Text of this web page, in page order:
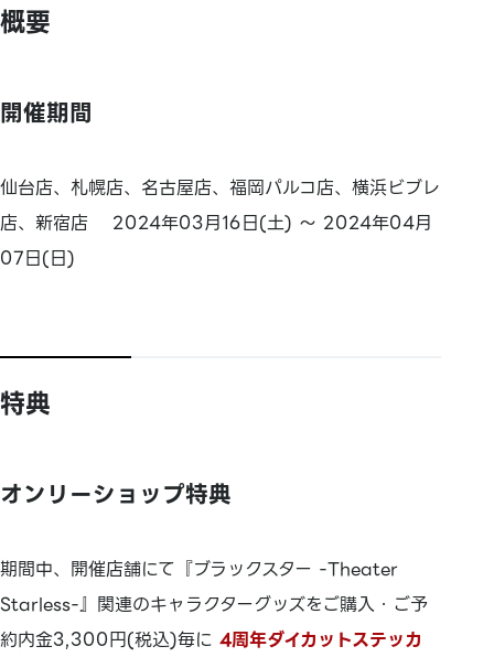
概要
開催期間
仙台店、札幌店、名古屋店、福岡パルコ店、横浜ビブレ
店、新宿店 2024年03月16日(土) ～ 2024年04月
07日(日)
特典
オンリーショップ特典
期間中、開催店舗にて『ブラックスター -Theater
Starless-』関連のキャラクターグッズをご購入・ご予
約内金3,300円(税込)毎に 4周年ダイカットステッカ